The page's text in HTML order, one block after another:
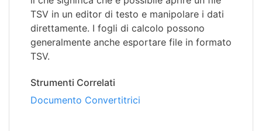
TSV in un editor di testo e manipolare i dati
direttamente. I fogli di calcolo possono
generalmente anche esportare file in formato
TSV.
Strumenti Correlati
Documento Convertitrici